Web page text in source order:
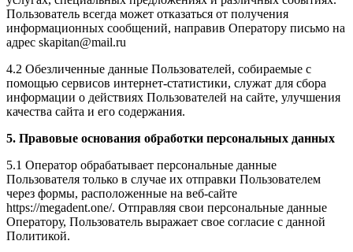
Пользователь всегда может отказаться от получения
информационных сообщений, направив Оператору письмо на
адрес skapitan@mail.ru
4.2 Обезличенные данные Пользователей, собираемые с
помощью сервисов интернет-статистики, служат для сбора
информации о действиях Пользователей на сайте, улучшения
качества сайта и его содержания.
5. Правовые основания обработки персональных данных
5.1 Оператор обрабатывает персональные данные
Пользователя только в случае их отправки Пользователем
через формы, расположенные на веб-сайте
https://megadent.one/. Отправляя свои персональные данные
Оператору, Пользователь выражает свое согласие с данной
Политикой.